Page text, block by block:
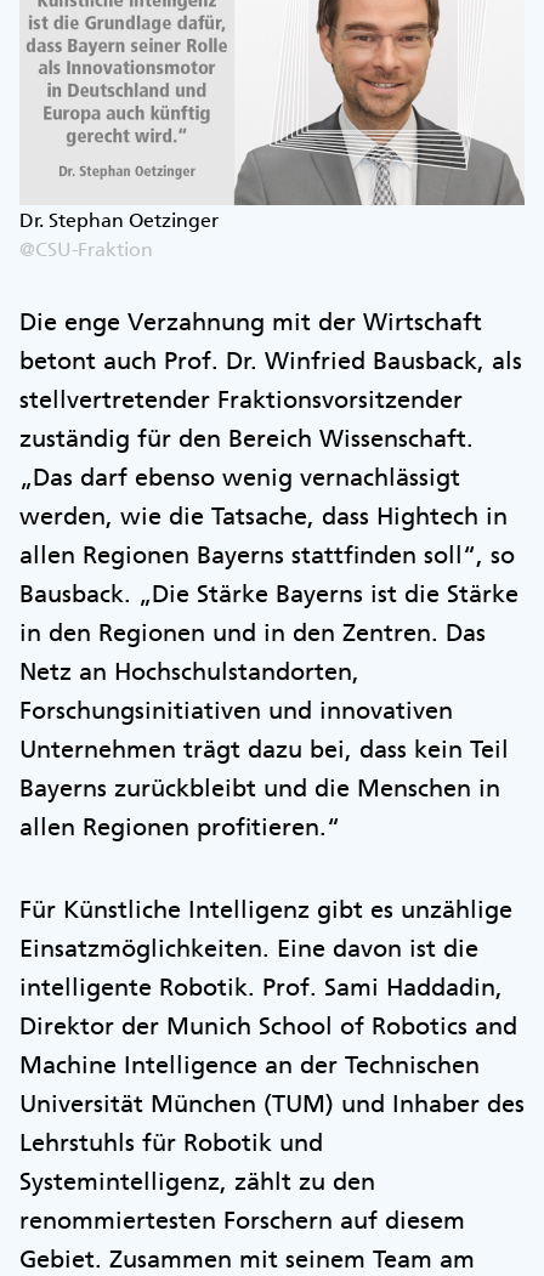
Dr. Stephan Oetzinger
@CSU-Fraktion
Die enge Verzahnung mit der Wirtschaft
betont auch Prof. Dr. Winfried Bausback, als
stellvertretender Fraktionsvorsitzender
zuständig für den Bereich Wissenschaft.
„Das darf ebenso wenig vernachlässigt
werden, wie die Tatsache, dass Hightech in
allen Regionen Bayerns stattfinden soll“, so
Bausback. „Die Stärke Bayerns ist die Stärke
in den Regionen und in den Zentren. Das
Netz an Hochschulstandorten,
Forschungsinitiativen und innovativen
Unternehmen trägt dazu bei, dass kein Teil
Bayerns zurückbleibt und die Menschen in
allen Regionen profitieren.“
Für Künstliche Intelligenz gibt es unzählige
Einsatzmöglichkeiten. Eine davon ist die
intelligente Robotik. Prof. Sami Haddadin,
Direktor der Munich School of Robotics and
Machine Intelligence an der Technischen
Universität München (TUM) und Inhaber des
Lehrstuhls für Robotik und
Systemintelligenz, zählt zu den
renommiertesten Forschern auf diesem
Gebiet. Zusammen mit seinem Team am